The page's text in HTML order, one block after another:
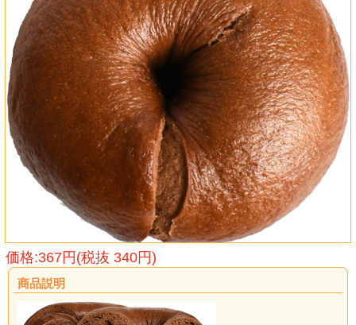
価格:367円(税抜 340円)
商品説明